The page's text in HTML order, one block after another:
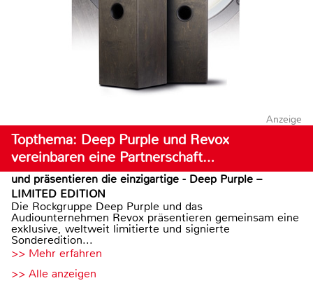
Anzeige
Topthema: Deep Purple und Revox
vereinbaren eine Partnerschaft…
und präsentieren die einzigartige - Deep Purple –
LIMITED EDITION
Die Rockgruppe Deep Purple und das
Audiounternehmen Revox präsentieren gemeinsam eine
exklusive, weltweit limitierte und signierte
Sonderedition...
>> Mehr erfahren
>> Alle anzeigen